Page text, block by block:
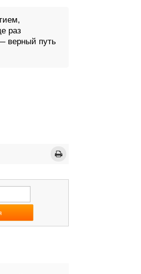
раз
верный путь